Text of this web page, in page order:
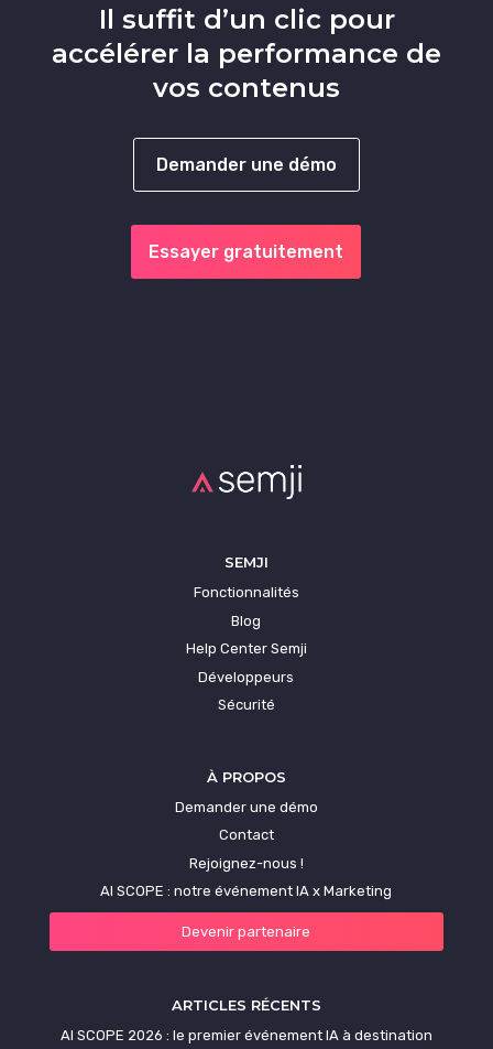
Il suffit d’un clic pour
accélérer la performance de
vos contenus
Demander une démo
Essayer gratuitement
SEMJI
Fonctionnalités
Blog
Help Center Semji
Développeurs
Sécurité
À PROPOS
Demander une démo
Contact
Rejoignez-nous !
AI SCOPE : notre événement IA x Marketing
Devenir partenaire
ARTICLES RÉCENTS
AI SCOPE 2026 : le premier événement IA à destination